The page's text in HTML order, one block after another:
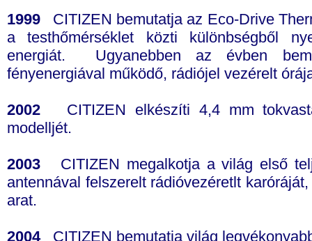
1999 CITIZEN bemutatja az Eco-Drive
a testhőmérséklet közti különbségből
energiát. Ugyanebben az évben
fényenergiával működő, rádiójel vezérelt
2002 CITIZEN elkészíti 4,4 mm
modelljét.
2003 CITIZEN megalkotja a világ első
antennával felszerelt rádióvezéretlt
arat.
2004CITIZEN bemutatja világ